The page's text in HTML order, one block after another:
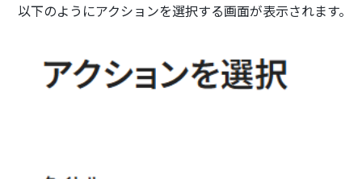
以下のようにアクションを選択する画面が表示されます。